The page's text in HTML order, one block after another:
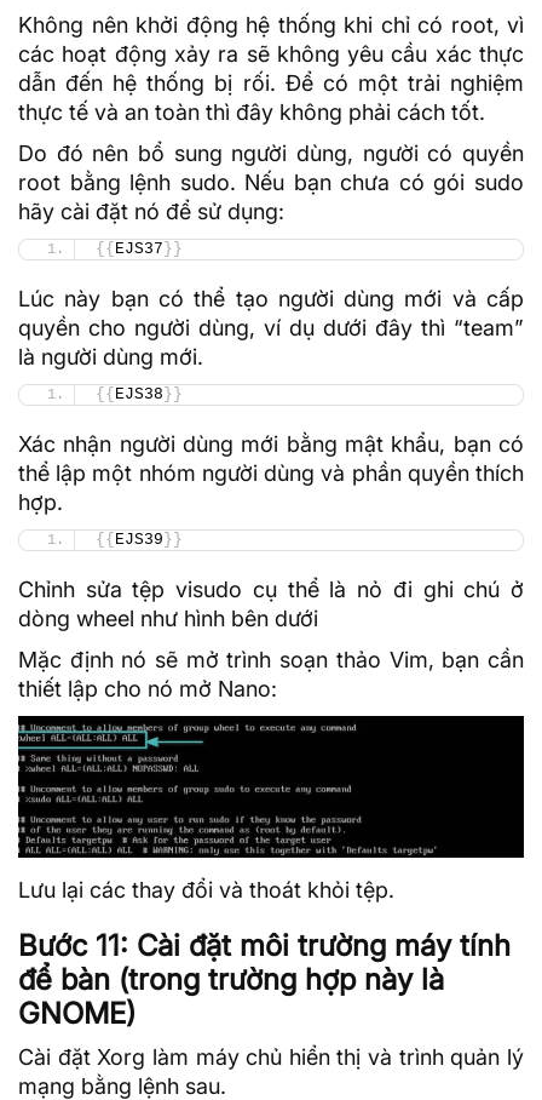
Không nên khởi động hệ thống khi chỉ có root, vì
các hoạt động xảy ra sẽ không yêu cầu xác thực
dẫn đến hệ thống bị rối. Để có một trải nghiệm
thực tế và an toàn thì đây không phải cách tốt.
Do đó nên bổ sung người dùng, người có quyền
root bằng lệnh sudo. Nếu bạn chưa có gói sudo
hãy cài đặt nó để sử dụng:
{{ EJS37 }}
Lúc này bạn có thể tạo người dùng mới và cấp
quyền cho người dùng, ví dụ dưới đây thì “team”
là người dùng mới.
{{ EJS38 }}
Xác nhận người dùng mới bằng mật khẩu, bạn có
thể lập một nhóm người dùng và phần quyền thích
hợp.
{{ EJS39 }}
Chỉnh sửa tệp visudo cụ thể là nỏ đi ghi chú ở
dòng wheel như hình bên dưới
Mặc định nó sẽ mở trình soạn thảo Vim, bạn cần
thiết lập cho nó mở Nano:
Lưu lại các thay đổi và thoát khỏi tệp.
Bước 11: Cài đặt môi trường máy tính
để bàn (trong trường hợp này là
GNOME)
Cài đặt Xorg làm máy chủ hiển thị và trình quản lý
mạng bằng lệnh sau.